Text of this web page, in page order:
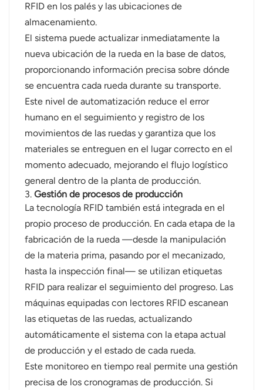
RFID en los palés y las ubicaciones de
almacenamiento.
El sistema puede actualizar inmediatamente la
nueva ubicación de la rueda en la base de datos,
proporcionando información precisa sobre dónde
se encuentra cada rueda durante su transporte.
Este nivel de automatización reduce el error
humano en el seguimiento y registro de los
movimientos de las ruedas y garantiza que los
materiales se entreguen en el lugar correcto en el
momento adecuado, mejorando el flujo logístico
general dentro de la planta de producción.
3.Gestión de procesos de producción
La tecnología RFID también está integrada en el
propio proceso de producción. En cada etapa de la
fabricación de la rueda —desde la manipulación
de la materia prima, pasando por el mecanizado,
hasta la inspección final— se utilizan etiquetas
RFID para realizar el seguimiento del progreso. Las
máquinas equipadas con lectores RFID escanean
las etiquetas de las ruedas, actualizando
automáticamente el sistema con la etapa actual
de producción y el estado de cada rueda.
Este monitoreo en tiempo real permite una gestión
precisa de los cronogramas de producción. Si